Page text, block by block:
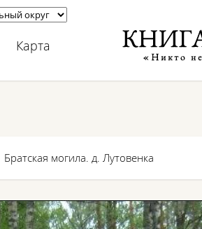
Карта
Братская могила. д. Лутовенка